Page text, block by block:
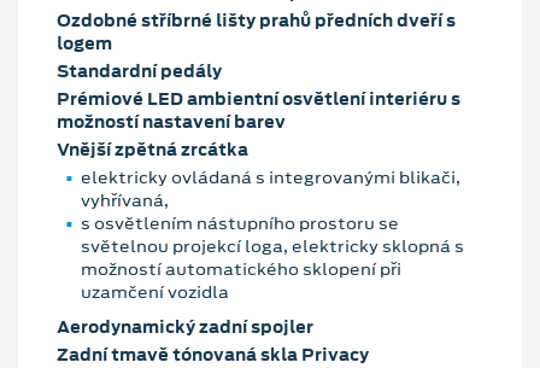
Ozdobné stříbrné lišty prahů předních dveří s
logem
Standardní pedály
Prémiové LED ambientní osvětlení interiéru s
možností nastavení barev
Vnější zpětná zrcátka
elektricky ovládaná s integrovanými blikači,
vyhřívaná,
s osvětlením nástupního prostoru se
světelnou projekcí loga, elektricky sklopná s
možností automatického sklopení při
uzamčení vozidla
Aerodynamický zadní spojler
Zadní tmavě tónovaná skla Privacy